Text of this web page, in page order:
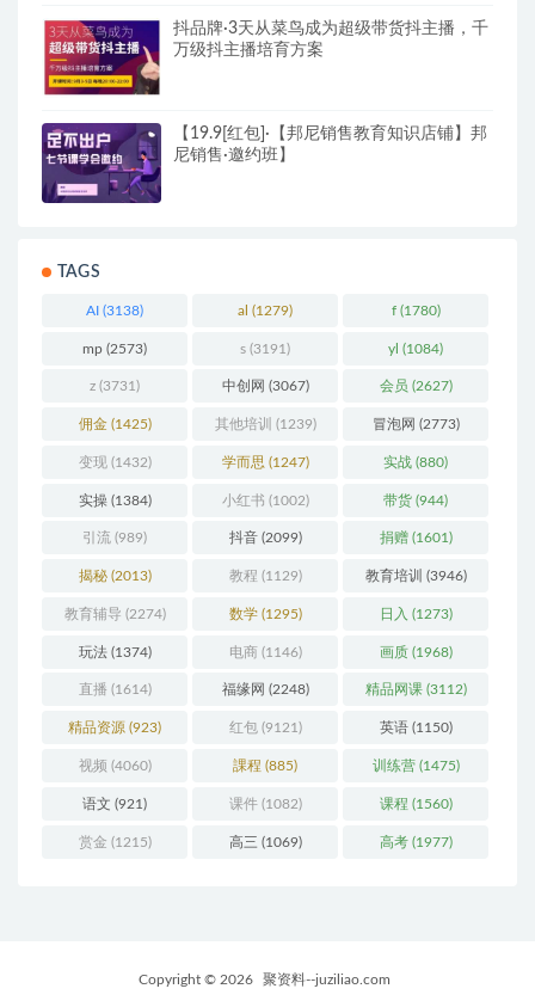
抖品牌·3天从菜鸟成为超级带货抖主播，千
万级抖主播培育方案
【19.9[红包]·【邦尼销售教育知识店铺】邦
尼销售·邀约班】
TAGS
AI (3138) al (1279) f(1780)
mp (2573) s (3191) yl (1084)
z (3731) 中创网 (3067) 会员 (2627)
佣金(1425) 其他培训 (1239) 冒泡网 (2773)
变现(1432) 学而思 (1247) 实战 (880)
实操(1384) 小红书 (1002) 带货 (944)
引流 (989) 抖音(2099) 捐赠(1601)
揭秘(2013) 教程 (1129) 教育培训 (3946)
教育辅导 (2274) 数学(1295) 日入 (1273)
玩法(1374) 电商(1146) 画质(1968)
直播 (1614) 福缘网 (2248) 精品网课(3112)
精品资源 (923) 红包(9121) 英语(1150)
视频 (4060) 課程 (885) 训练营(1475)
语文 (921) 课件(1082) 课程 (1560)
赏金 (1215) 高三 (1069) 高考(1977)
Copyright © 2026 聚资料--juziliao.com